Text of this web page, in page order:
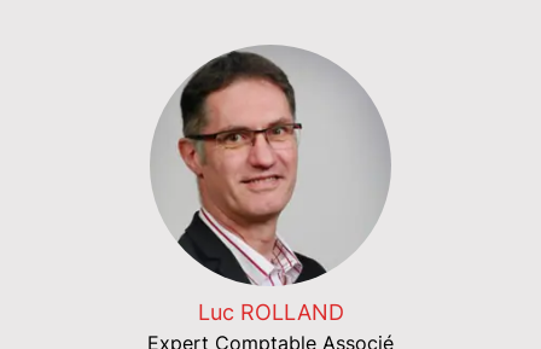
Luc ROLLAND
Expert Comptable Associé